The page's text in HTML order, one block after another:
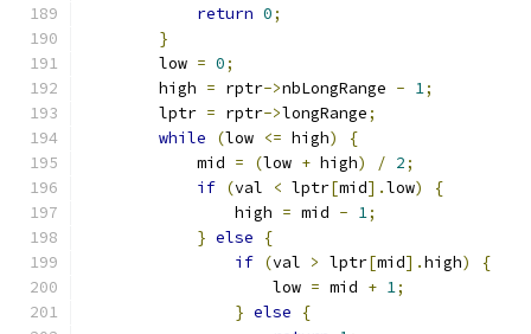
return 0;
}
	low
= 0;
	high
= rptr->nbLongRange - 1;
	lptr
= rptr->longRange;
while
(low <= high)
{
	    mid
= (low + high) / 2;
if (val < lptr[mid].low)
{
		high
= mid - 1;
} else
{
if (val > lptr[mid].high)
{
		    low
= mid + 1;
} else
{